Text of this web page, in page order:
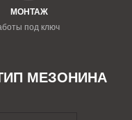
МОНТАЖ
под ключ
МЕЗОНИНА